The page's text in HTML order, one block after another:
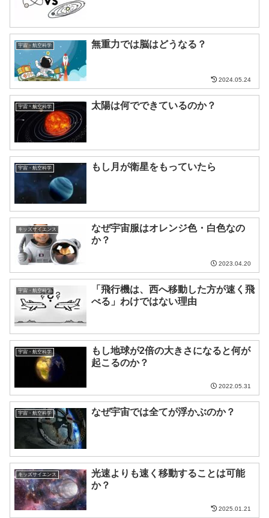
宇宙・航空科学 無重力では脳はどうなる？
2024.05.24
宇宙・航空科学 太陽は何でできているのか？
宇宙・航空科学 もし月が衛星をもっていたら
キッズサイエンス
なぜ宇宙服はオレンジ色・白色なの
か？
2023.04.20
宇宙・航空科学
「飛行機は、西へ移動した方が速く飛
べる」わけではない理由
宇宙・航空科学
もし地球が2倍の大きさになると何が
起こるのか？
2022.05.31
宇宙・航空科学 なぜ宇宙では全てが浮かぶのか？
キッズサイエンス
光速よりも速く移動することは可能
か？
2025.01.21